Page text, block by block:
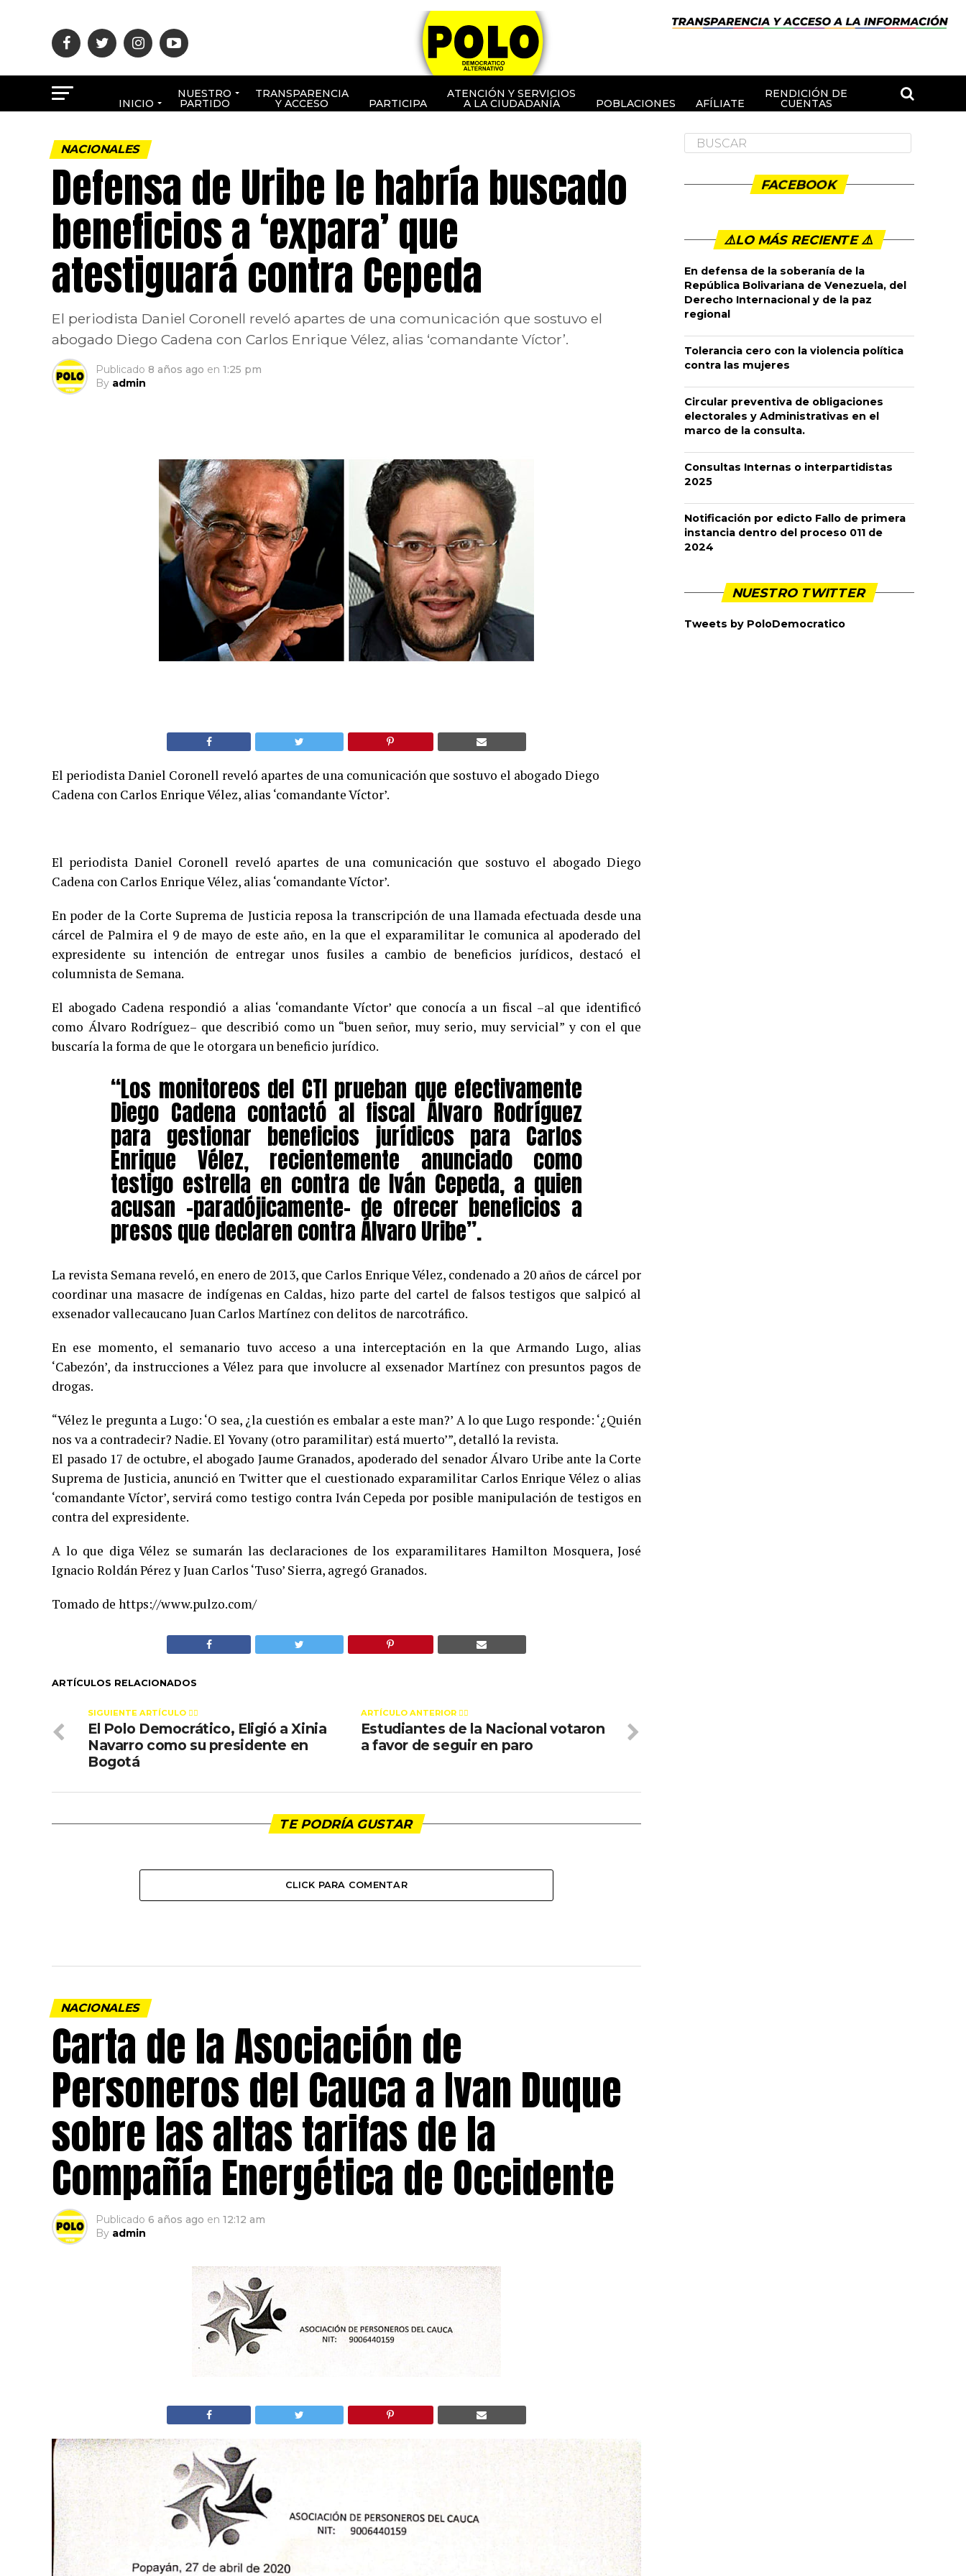
INICIO
NUESTRO
PARTIDO
TRANSPARENCIA
Y ACCESO PARTICIPA
ATENCIÓN Y SERVICIOS
A LA CIUDADANÍA POBLACIONES AFÍLIATE
RENDICIÓN DE
CUENTAS
NACIONALES
Defensa de Uribe le habría buscado
beneficios a ‘expara’ que
atestiguará contra Cepeda
El periodista Daniel Coronell reveló apartes de una comunicación que sostuvo el
abogado Diego Cadena con Carlos Enrique Vélez, alias ‘comandante Víctor’.
Publicado 8 años ago en 1:25 pm
By admin
El periodista Daniel Coronell reveló apartes de una comunicación que sostuvo el abogado Diego
Cadena con Carlos Enrique Vélez, alias ‘comandante Víctor’.
El periodista Daniel Coronell reveló apartes de una comunicación que sostuvo el abogado Diego
Cadena con Carlos Enrique Vélez, alias ‘comandante Víctor’.
En poder de la Corte Suprema de Justicia reposa la transcripción de una llamada efectuada desde una
cárcel de Palmira el 9 de mayo de este año, en la que el exparamilitar le comunica al apoderado del
expresidente su intención de entregar unos fusiles a cambio de beneficios jurídicos, destacó el
columnista de Semana.
El abogado Cadena respondió a alias ‘comandante Víctor’ que conocía a un fiscal –al que identificó
como Álvaro Rodríguez– que describió como un “buen señor, muy serio, muy servicial” y con el que
buscaría la forma de que le otorgara un beneficio jurídico.
“Los monitoreos del CTI prueban que efectivamente
Diego Cadena contactó al fiscal Álvaro Rodríguez
para gestionar beneficios jurídicos para Carlos
Enrique Vélez, recientemente anunciado como
testigo estrella en contra de Iván Cepeda, a quien
acusan –paradójicamente- de ofrecer beneficios a
presos que declaren contra Álvaro Uribe”.
La revista Semana reveló, en enero de 2013, que Carlos Enrique Vélez, condenado a 20 años de cárcel por
coordinar una masacre de indígenas en Caldas, hizo parte del cartel de falsos testigos que salpicó al
exsenador vallecaucano Juan Carlos Martínez con delitos de narcotráfico.
En ese momento, el semanario tuvo acceso a una interceptación en la que Armando Lugo, alias
‘Cabezón’, da instrucciones a Vélez para que involucre al exsenador Martínez con presuntos pagos de
drogas.
“Vélez le pregunta a Lugo: ‘O sea, ¿la cuestión es embalar a este man?’ A lo que Lugo responde: ‘¿Quién
nos va a contradecir? Nadie. El Yovany (otro paramilitar) está muerto’”, detalló la revista.
El pasado 17 de octubre, el abogado Jaume Granados, apoderado del senador Álvaro Uribe ante la Corte
Suprema de Justicia, anunció en Twitter que el cuestionado exparamilitar Carlos Enrique Vélez o alias
‘comandante Víctor’, servirá como testigo contra Iván Cepeda por posible manipulación de testigos en
contra del expresidente.
A lo que diga Vélez se sumarán las declaraciones de los exparamilitares Hamilton Mosquera, José
Ignacio Roldán Pérez y Juan Carlos ‘Tuso’ Sierra, agregó Granados.
Tomado de https://www.pulzo.com/
ARTÍCULOS RELACIONADOS
ARTÍCULO ANTERIOR 👉🏻
Estudiantes de la Nacional votaron
a favor de seguir en paro
SIGUIENTE ARTÍCULO 👈🏻
El Polo Democrático, Eligió a Xinia
Navarro como su presidente en
Bogotá
TE PODRÍA GUSTAR
CLICK PARA COMENTAR
NACIONALES
Carta de la Asociación de
Personeros del Cauca a Ivan Duque
sobre las altas tarifas de la
Compañía Energética de Occidente
Publicado 6 años ago en 12:12 am
By admin
FACEBOOK
⚠️LO MÁS RECIENTE ⚠️️
En defensa de la soberanía de la
República Bolivariana de Venezuela, del
Derecho Internacional y de la paz
regional
Tolerancia cero con la violencia política
contra las mujeres
Circular preventiva de obligaciones
electorales y Administrativas en el
marco de la consulta.
Consultas Internas o interpartidistas
2025
Notificación por edicto Fallo de primera
instancia dentro del proceso 011 de
2024
NUESTRO TWITTER
Tweets by PoloDemocratico